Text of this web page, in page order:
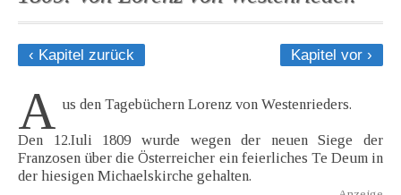
‹ Kapitel zurück Kapitel vor ›
A us den Tagebüchern Lorenz von Westenrieders.
Den 12.Iuli 1809 wurde wegen der neuen Siege der
Franzosen über die Österreicher ein feierliches Te Deum in
der hiesigen Michaelskirche gehalten.